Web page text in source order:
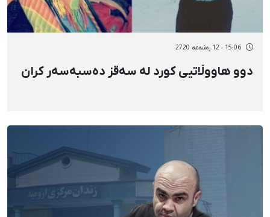
15:06 - 12 رەشەمه 2720
دوو هاووڵاتیی کورد لە سەقز دەسبەسەر کران